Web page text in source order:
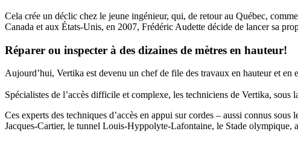
Cela crée un déclic chez le jeune ingénieur, qui, de retour au Québec,
Canada et aux États-Unis, en 2007, Frédéric Audette décide de lancer sa
Réparer ou inspecter à des dizaines de mètres en hauteur!
Aujourd’hui, Vertika est devenu un chef de file des travaux en hauteur et en
Spécialistes de l’accès difficile et complexe, les techniciens de Vertika,
Ces experts des techniques d’accès en appui sur cordes – aussi connus
Jacques-Cartier, le tunnel Louis-Hyppolyte-Lafontaine, le Stade olympique,